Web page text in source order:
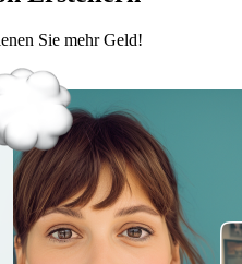
Sie mehr Geld!